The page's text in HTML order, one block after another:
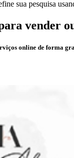
sua pesquisa
vender
online de forma